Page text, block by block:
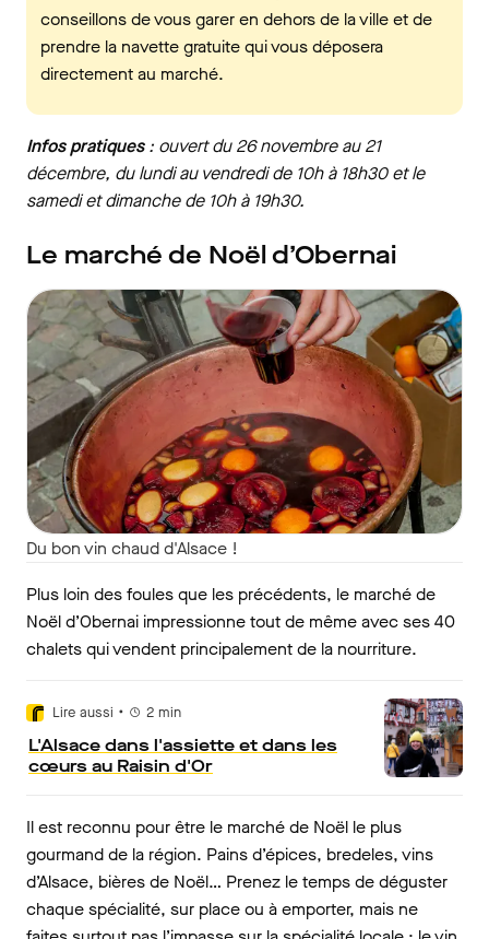
conseillons de vous garer en dehors de la ville et de
prendre la navette gratuite qui vous déposera
directement au marché.
Infos pratiques: ouvert du 26 novembre au 21
décembre, du lundi au vendredi de 10h à 18h30 et le
samedi et dimanche de 10h à 19h30.
Le marché de Noël d’Obernai
Du bon vin chaud d'Alsace !
Plus loin des foules que les précédents, le marché de
Noël d’Obernai impressionne tout de même avec ses 40
chalets qui vendent principalement de la nourriture.
Lire aussi • 2 min
L'Alsace dans l'assiette et dans les
cœurs au Raisin d'Or
Il est reconnu pour être le marché de Noël le plus
gourmand de la région. Pains d’épices, bredeles, vins
d’Alsace, bières de Noël… Prenez le temps de déguster
chaque spécialité, sur place ou à emporter, mais ne